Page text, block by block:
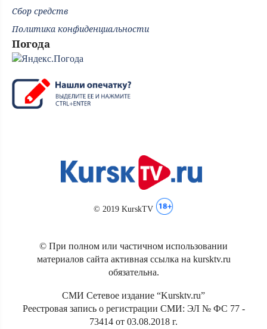
Сбор средств
Политика конфиденциальности
Погода
© 2019 KurskTV
© При полном или частичном использовании
материалов сайта активная ссылка на kursktv.ru
обязательна.
СМИ Сетевое издание “Kursktv.ru”
Реестровая запись о регистрации СМИ: ЭЛ № ФС 77 -
73414 от 03.08.2018 г.